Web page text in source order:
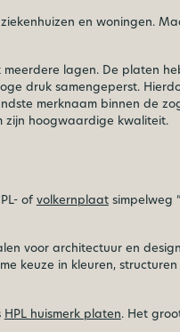
en woningen.
lagen. De platen
druk samengeperst.
merknaam binnen de
zijn hoogwaardige kwaliteit.
of volkernplaatsimpelweg
voor architectuur en
keuze in kleuren,
HPL huismerk platen. Het